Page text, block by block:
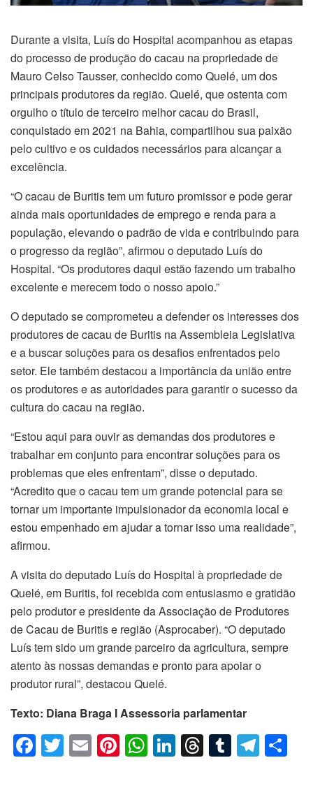
Durante a visita, Luís do Hospital acompanhou as etapas
do processo de produção do cacau na propriedade de
Mauro Celso Tausser, conhecido como Quelé, um dos
principais produtores da região. Quelé, que ostenta com
orgulho o título de terceiro melhor cacau do Brasil,
conquistado em 2021 na Bahia, compartilhou sua paixão
pelo cultivo e os cuidados necessários para alcançar a
excelência.
“O cacau de Buritis tem um futuro promissor e pode gerar
ainda mais oportunidades de emprego e renda para a
população, elevando o padrão de vida e contribuindo para
o progresso da região”, afirmou o deputado Luís do
Hospital. “Os produtores daqui estão fazendo um trabalho
excelente e merecem todo o nosso apoio.”
O deputado se comprometeu a defender os interesses dos
produtores de cacau de Buritis na Assembleia Legislativa
e a buscar soluções para os desafios enfrentados pelo
setor. Ele também destacou a importância da união entre
os produtores e as autoridades para garantir o sucesso da
cultura do cacau na região.
“Estou aqui para ouvir as demandas dos produtores e
trabalhar em conjunto para encontrar soluções para os
problemas que eles enfrentam”, disse o deputado.
“Acredito que o cacau tem um grande potencial para se
tornar um importante impulsionador da economia local e
estou empenhado em ajudar a tornar isso uma realidade”,
afirmou.
A visita do deputado Luís do Hospital à propriedade de
Quelé, em Buritis, foi recebida com entusiasmo e gratidão
pelo produtor e presidente da Associação de Produtores
de Cacau de Buritis e região (Asprocaber). “O deputado
Luís tem sido um grande parceiro da agricultura, sempre
atento às nossas demandas e pronto para apoiar o
produtor rural”, destacou Quelé.
Texto: Diana Braga I Assessoria parlamentar
F
a
T
wi
E
m
Pi
nt
W
h
Li
n
T
hr
T
u
T
el